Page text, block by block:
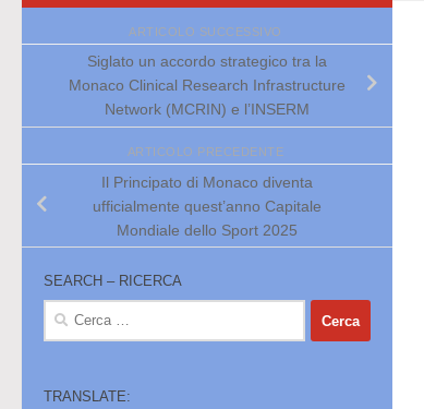
ARTICOLO SUCCESSIVO
Siglato un accordo strategico tra la
Monaco Clinical Research Infrastructure
Network (MCRIN) e l’INSERM
ARTICOLO PRECEDENTE
Il Principato di Monaco diventa
ufficialmente quest’anno Capitale
Mondiale dello Sport 2025
SEARCH – RICERCA
Ricerca
TRANSLATE: